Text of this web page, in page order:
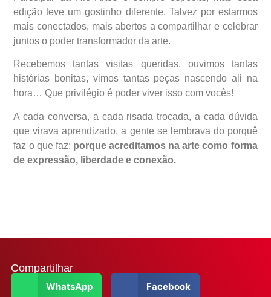
edição teve um gostinho diferente. Talvez por estarmos
mais conectados, mais abertos a compartilhar e celebrar
juntos o poder transformador da arte.
Recebemos tantas visitas queridas, ouvimos tantas
histórias bonitas, vimos tantas peças nascendo ali na
hora… Que privilégio é poder viver isso com vocês!
A cada conversa, a cada risada trocada, a cada dúvida
que virava aprendizado, a gente se lembrava do porquê
faz o que faz: porque acreditamos na arte como forma
de expressão, liberdade e conexão.
Compartilhar
WhatsApp Facebook